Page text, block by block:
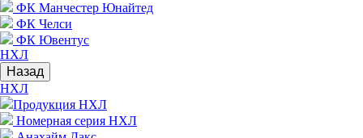
ФК Манчестер Юнайтед
ФК Челси
ФК Ювентус
НХЛ
Назад
НХЛ
Продукция НХЛ
Номерная серия НХЛ